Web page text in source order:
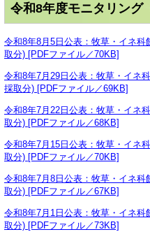
令和8年度モニタリング
令和8年8月5日公表：牧草・イネ
取分) [PDFファイル／70KB]
令和8年7月29日公表：牧草・イネ
採取分) [PDFファイル／69KB]
令和8年7月22日公表：牧草・イネ
取分) [PDFファイル／68KB]
令和8年7月15日公表：牧草・イネ
取分) [PDFファイル／70KB]
令和8年7月8日公表：牧草・イネ
取分) [PDFファイル／67KB]
令和8年7月1日公表：牧草・イネ
取分) [PDFファイル／73KB]